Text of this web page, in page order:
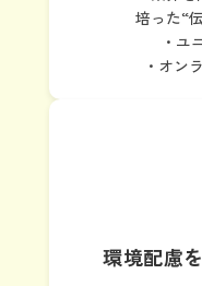
培った“
・ユ
・オン
環境配慮を